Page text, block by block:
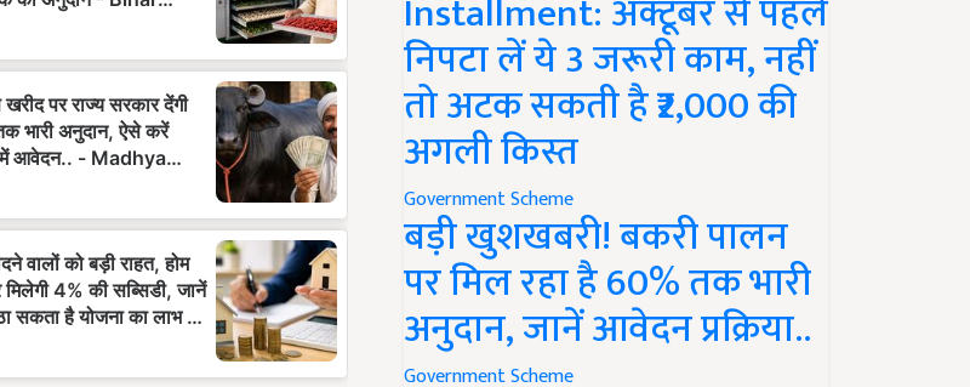
Installment: अक्टूबर से पहले
निपटा लें ये 3 जरूरी काम, नहीं
तो अटक सकती है ₹2,000 की
अगली किस्त
Government Scheme
बड़ी खुशखबरी! बकरी पालन
पर मिल रहा है 60% तक भारी
अनुदान, जानें आवेदन प्रक्रिया..
Government Scheme